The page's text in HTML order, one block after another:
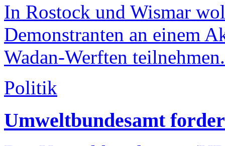
In Rostock und Wismar
Demonstranten an einem
Wadan-Werften teilnehmen.
Politik
Umweltbundesamt